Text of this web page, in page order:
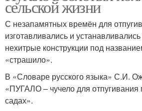
сельской жизни
С незапамятных времён для
изготавливались и
нехитрые конструкции под
«страшило».
В «Словаре русского языка» С.И.
«ПУГАЛО – чучело для отпугивания
садах».